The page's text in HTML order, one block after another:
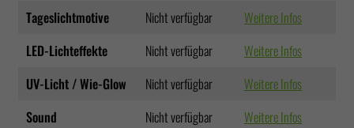
Tageslichtmotive
Nicht verfügbar
Weitere Infos
LED-Lichteffekte
Nicht verfügbar
Weitere Infos
UV-Licht / Wie-Glow
Nicht verfügbar
Weitere Infos
Sound
Nicht verfügbar
Weitere Infos